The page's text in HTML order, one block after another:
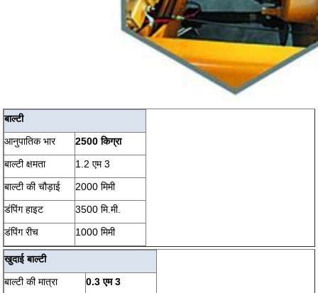
बाल्टी
आनुपातिक भार
2500 किग्रा
बाल्टी क्षमता
1.2 एम 3
बाल्टी की चौड़ाई
2000 मिमी
डंपिंग हाइट
3500 मि.मी.
डंपिंग रीच
1000 मिमी
खुदाई बाल्टी
बाल्टी की मात्रा
0.3 एम 3